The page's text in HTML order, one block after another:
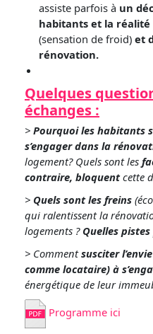
assiste parfois à un
habitants et la
(sensation de froid) et
rénovation.
Quelques
échanges :
> Pourquoi les habitants
s’engager dans la
logement? Quels sont les
contraire, bloquentcette
> Quels sont les freins
qui ralentissent la
logements ? Quelles pistes
> Commentsusciter
comme locataire) à
énergétique de leur
Programme ici